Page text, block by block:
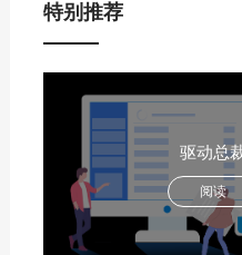
特别推荐
驱动总
阅读